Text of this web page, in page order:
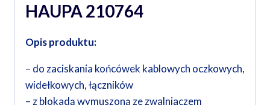
HAUPA 210764
Opis produktu:
– do zaciskania końcówek kablowych oczkowych,
widełkowych, łączników
– z blokadą wymuszoną ze zwalniaczem